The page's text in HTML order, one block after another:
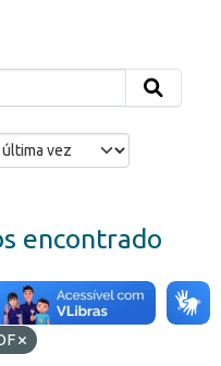
encontrado
Portfólio